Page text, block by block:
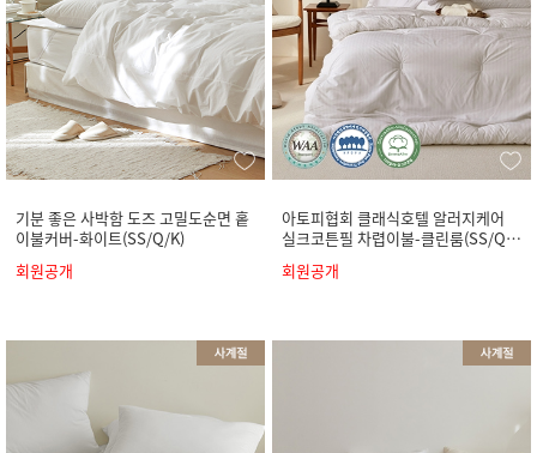
기분 좋은 사박함 도즈 고밀도순면 홑
이불커버-화이트(SS/Q/K)
회원공개
아토피협회 클래식호텔 알러지케어
실크코튼필 차렵이불-클린룸(SS/Q/
회원공개